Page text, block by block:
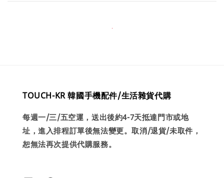
TOUCH-KR 韓國手機配件/生活雜貨代購
每週一/三/五空運，送出後約4-7天抵達門市或地
址，進入排程訂單後無法變更。取消/退貨/未取件，
恕無法再次提供代購服務。